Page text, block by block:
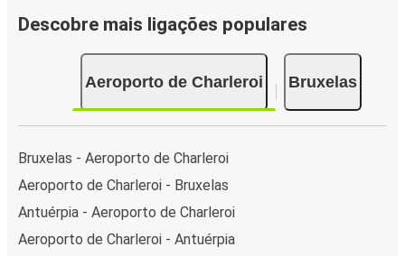
Descobre mais ligações populares
Aeroporto de Charleroi Bruxelas
Bruxelas - Aeroporto de Charleroi
Aeroporto de Charleroi - Bruxelas
Antuérpia - Aeroporto de Charleroi
Aeroporto de Charleroi - Antuérpia